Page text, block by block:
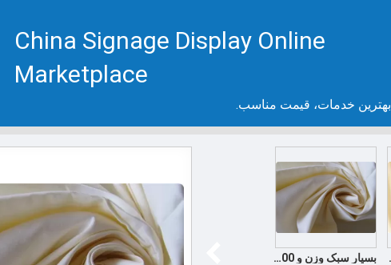
China Signage Display Online
Marketplace
بهترین خدمات، قیمت مناسب.
بسیار سبک وزن و 100٪ پنبه پارچه اسباب بازی / کت و شلوار / پارچه پرده، پوشش پارچه